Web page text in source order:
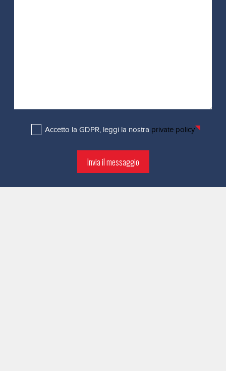
Accetto la GDPR, leggi la nostra private policy
Invia il messaggio